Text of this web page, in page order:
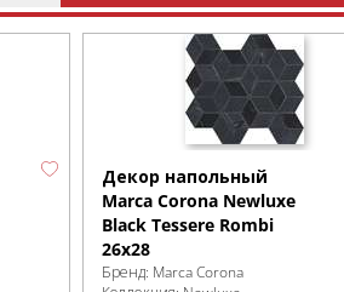
Декор напольный
Marca Corona Newluxe
Black Tessere Rombi
26х28
Бренд: Marca Corona